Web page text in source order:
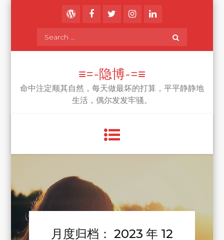
Search
≡=-隐博-=≡
命中注定顺其自然，每天做最坏的打算，平平静静地
生活，偶尔发发牢骚。
月度归档： 2023 年 12